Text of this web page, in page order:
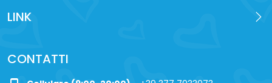
LINK
CONTATTI